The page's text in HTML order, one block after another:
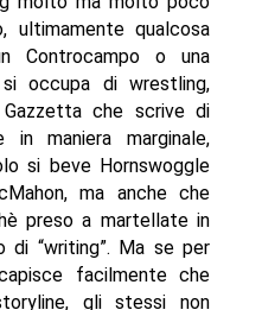
ultimamente qualcosa
Controcampo o una
occupa di wrestling,
che scrive di
in maniera marginale,
si beve Hornswoggle
ma anche che
preso a martellate in
di “writing”. Ma se per
facilmente che
gli stessi non